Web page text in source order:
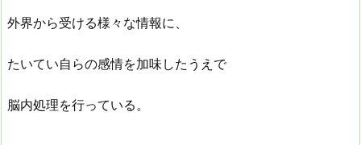
外界から受ける様々な情報に、
たいてい自らの感情を加味したうえで
脳内処理を行っている。